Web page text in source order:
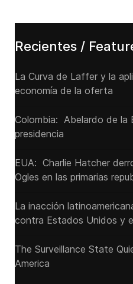
Recientes /
La Curva de Laffer y la
economía de la oferta
Colombia: Abelardo de la
presidencia
EUA: Charlie Hatcher
Ogles en las primarias
La inacción
contra Estados Unidos y
The Surveillance State
America